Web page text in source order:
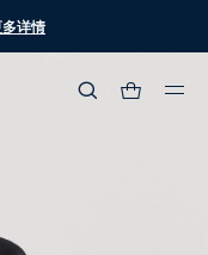
详情